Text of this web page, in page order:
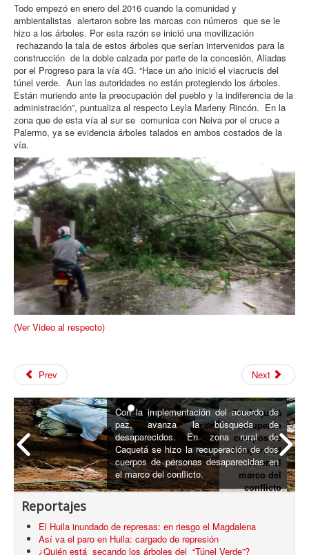
Todo empezó en enero del 2016 cuando la comunidad y
ambientalistas alertaron sobre las marcas con números que se le
hizo a los árboles. Por esta razón se inició una movilización
rechazando la tala de estos árboles que serían intervenidos para la
construcción de la doble calzada por parte de la concesión, Aliadas
por el Progreso para la vía 4G. “Hace un año inició el viacrucis del
túnel verde. Aun las autoridades no están protegiendo los árboles.
Están muriendo ante la preocupación del pueblo y la indiferencia de la
administración”, puntualiza al respecto Leyla Marleny Rincón. En la
zona que de esta vía al sur se comunica con Neiva por el cruce a
Palermo, ya se evidencia árboles talados en ambos costados de la
vía.
(Ver Video al respecto)
Prev Next
En Caquetá
recuperan
cuerpos de
desaparecid
os en el
marco del
conflicto
Con la implementación del acuerdo de
paz, avanza la búsqueda de
desaparecidos. En zona rural de
Caquetá se hizo la recuperación de dos
cuerpos de personas desaparecidas en
el marco del conflicto.
Reportajes
El Huila inundado de represas: en riesgo el Magdalena
Así va el paro en Huila: cargado de represión
¿Quién está secando los árboles del “Túnel Verde”?